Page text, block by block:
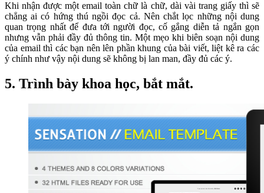
Khi nhận được một email toàn chữ là chữ, dài vài trang giấy thì sẽ
chẳng ai có hứng thú ngồi đọc cả. Nên chắt lọc những nội dung
quan trọng nhất để đưa tới người đọc, cố gắng diễn tả ngắn gọn
nhưng vẫn phải đầy đủ thông tin. Một mẹo khi biên soạn nội dung
của email thì các bạn nên lên phần khung của bài viết, liệt kê ra các
ý chính như vậy nội dung sẽ không bị lan man, đầy đủ các ý.
5. Trình bày khoa học, bắt mắt.